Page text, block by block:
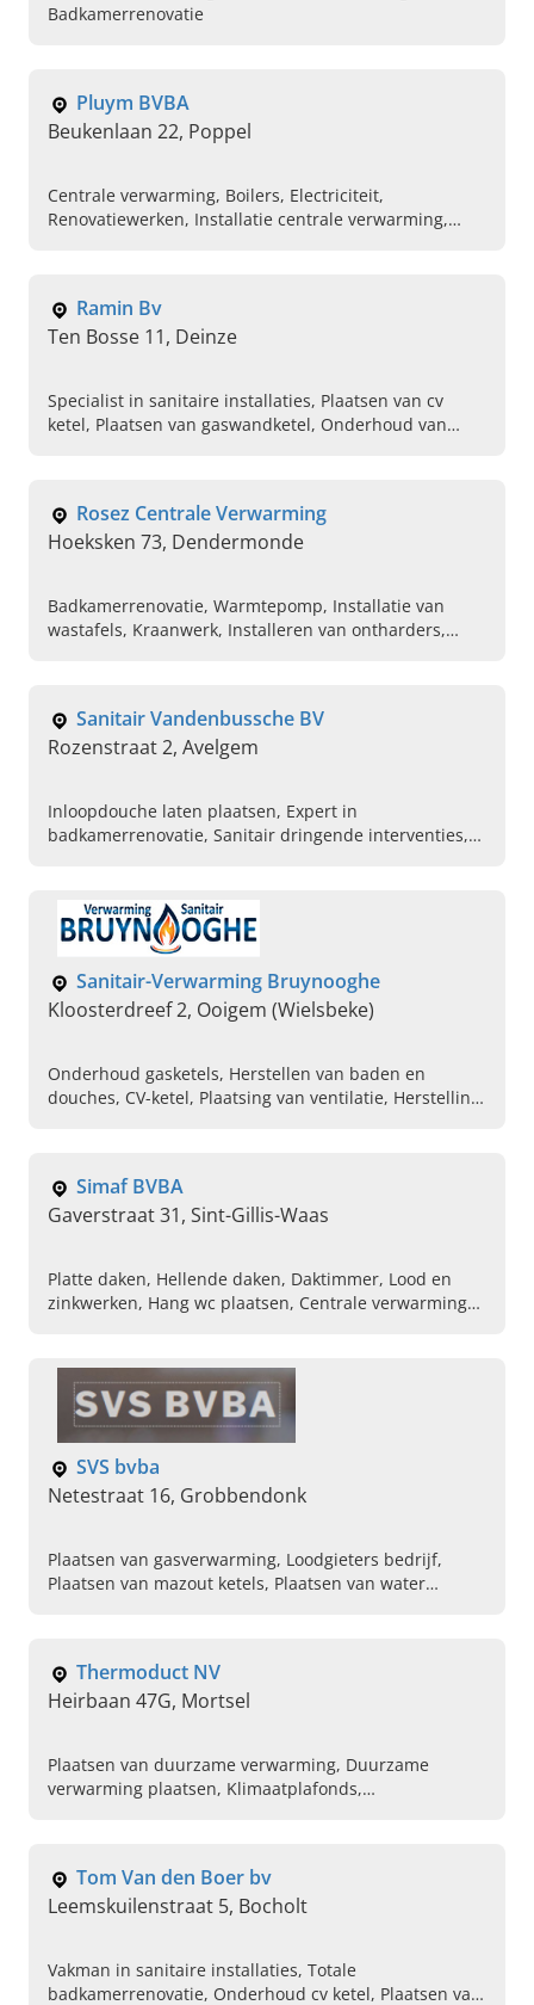
Badkamerrenovatie
Pluym BVBA
Beukenlaan 22, Poppel
Centrale verwarming, Boilers, Electriciteit,
Renovatiewerken, Installatie centrale verwarming,
Ramin Bv
Ten Bosse 11, Deinze
Specialist in sanitaire installaties, Plaatsen van cv
ketel, Plaatsen van gaswandketel, Onderhoud van
warmtepompen, Vakman in sanitairwerken
Rosez Centrale Verwarming
Hoeksken 73, Dendermonde
Badkamerrenovatie, Warmtepomp, Installatie van
wastafels, Kraanwerk, Installeren van ontharders,
Sanitair Vandenbussche BV
Rozenstraat 2, Avelgem
Inloopdouche laten plaatsen, Expert in
badkamerrenovatie, Sanitair dringende interventies,
Roofing reparaties, Roofing installatie, Volledige
badkamerrenovatie
Sanitair-Verwarming Bruynooghe
Kloosterdreef 2, Ooigem (Wielsbeke)
Onderhoud gasketels, Herstellen van baden en
douches, CV-ketel, Plaatsing van ventilatie, Herstelling
Simaf BVBA
Gaverstraat 31, Sint-Gillis-Waas
Platte daken, Hellende daken, Daktimmer, Lood en
zinkwerken, Hang wc plaatsen, Centrale verwarming
SVS bvba
Netestraat 16, Grobbendonk
Plaatsen van gasverwarming, Loodgieters bedrijf,
Plaatsen van mazout ketels, Plaatsen van water
Thermoduct NV
Heirbaan 47G, Mortsel
Plaatsen van duurzame verwarming, Duurzame
verwarming plaatsen, Klimaatplafonds,
Tom Van den Boer bv
Leemskuilenstraat 5, Bocholt
Vakman in sanitaire installaties, Totale
badkamerrenovatie, Onderhoud cv ketel, Plaatsen van